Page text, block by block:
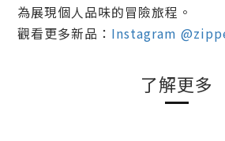
為展現個人品味的冒險旅程。
觀看更多新品： Instagram
了解更多